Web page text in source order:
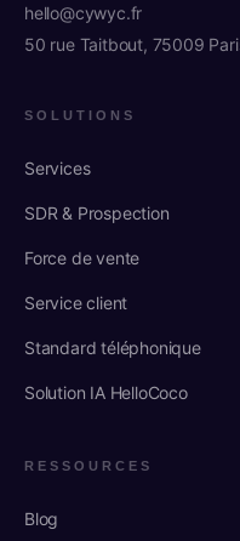
hello@cywyc.fr
50 rue Taitbout, 75009
SOLUTIONS
Services
SDR & Prospection
Force de vente
Service client
Standard téléphonique
Solution IA HelloCoco
RESSOURCES
Blog